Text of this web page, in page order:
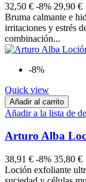
32,50 € -8% 29,90 €
Bruma calmante e
irritaciones y estrés
combinación...
-8%
Quick view
Añadir al carrito
Añadir a la lista de
Arturo Alba
38,91 € -8% 35,80 €
Loción exfoliante